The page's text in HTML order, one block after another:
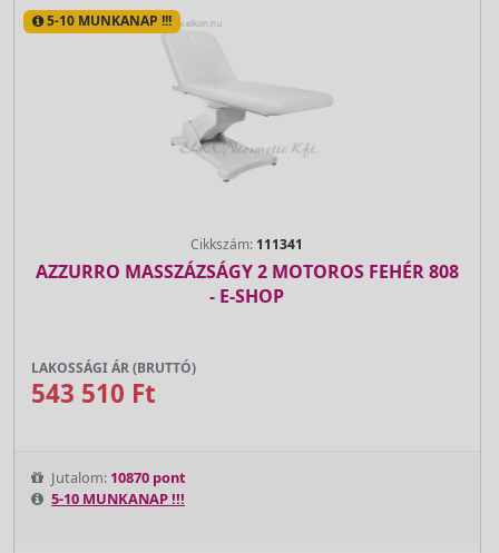
5-10 MUNKANAP !!!
Cikkszám: 111341
AZZURRO MASSZÁZSÁGY 2 MOTOROS FEHÉR 808
- E-SHOP
LAKOSSÁGI ÁR (BRUTTÓ)
543 510 Ft
Jutalom: 10870 pont
5-10 MUNKANAP !!!